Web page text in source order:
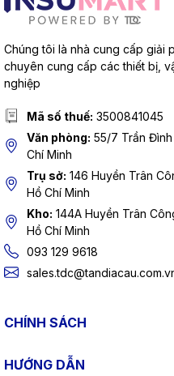
Chúng tôi là nhà cung cấp giải
chuyên cung cấp các thiết bị,
nghiệp
Mã số thuế: 3500841045
Văn phòng: 55/7 Trần Đình
Chí Minh
Trụ sở: 146 Huyền Trân
Hồ Chí Minh
Kho: 144A Huyền Trân
Hồ Chí Minh
093 129 9618
CHÍNH SÁCH
HƯỚNG DẪN